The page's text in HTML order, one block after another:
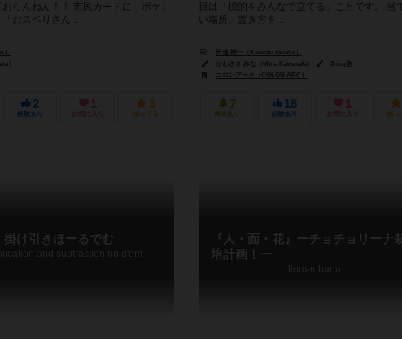
らんねん！！ 市民カードに「ボケ」
「おスベりさん...
）
2
経験あり
1
お気に入り
3
持ってる
目は「標的をみんなで立てる」ことです。 当
い場所、置き方を...
田邉 顕一（Kenichi Tanabe）
かわさき みな（Mina Kawasaki）
3ring舎
コロンアーク（COLON ARC）
7
興味あり
18
経験あり
1
お気に入り 持
掛け引きほーるでむ
and subtraction hold'em
『人・面・花』ーチョチョリーナ
培計画！ー
Jinmenbana